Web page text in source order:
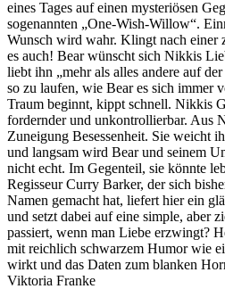
eines Tages auf einen mysteriösen
sogenannten „One-Wish-Willow“.
Wunsch wird wahr. Klingt nach einer
es auch! Bear wünscht sich Nikkis
liebt ihn „mehr als alles andere auf
so zu laufen, wie Bear es sich immer
Traum beginnt, kippt schnell. Nikkis
fordernder und unkontrollierbar. Aus
Zuneigung Besessenheit. Sie weicht
und langsam wird Bear und seinem
nicht echt. Im Gegenteil, sie könnte
Regisseur Curry Barker, der sich
Namen gemacht hat, liefert hier ein
und setzt dabei auf eine simple, aber
passiert, wenn man Liebe erzwingt?
mit reichlich schwarzem Humor wie
wirkt und das Daten zum blanken
Viktoria Franke